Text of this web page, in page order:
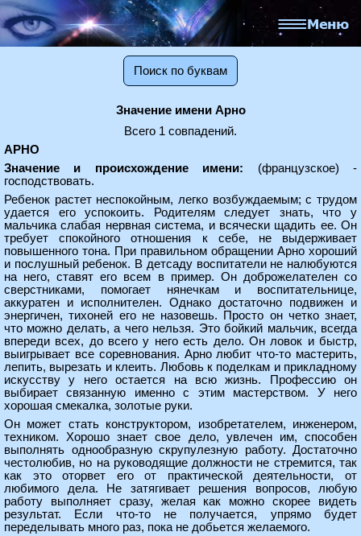
Поиск по буквам
Значение имени Арно
Всего 1 совпадений.
АРНО
Значение и происхождение имени: (французское) -
господствовать.
Ребенок растет неспокойным, легко возбуждаемым; с трудом
удается его успокоить. Родителям следует знать, что у
мальчика слабая нервная система, и всячески щадить ее. Он
требует спокойного отношения к себе, не выдерживает
повышенного тона. При правильном обращении Арно хороший
и послушный ребенок. В детсаду воспитатели не налюбуются
на него, ставят его всем в пример. Он доброжелателен со
сверстниками, помогает нянечкам и воспитательнице,
аккуратен и исполнителен. Однако достаточно подвижен и
энергичен, тихоней его не назовешь. Просто он четко знает,
что можно делать, а чего нельзя. Это бойкий мальчик, всегда
впереди всех, до всего у него есть дело. Он ловок и быстр,
выигрывает все соревнования. Арно любит что-то мастерить,
лепить, вырезать и клеить. Любовь к поделкам и прикладному
искусству у него остается на всю жизнь. Профессию он
выбирает связанную именно с этим мастерством. У него
хорошая смекалка, золотые руки.
Он может стать конструктором, изобретателем, инженером,
техником. Хорошо знает свое дело, увлечен им, способен
выполнять однообразную скрупулезную работу. Достаточно
честолюбив, но на руководящие должности не стремится, так
как это оторвет его от практической деятельности, от
любимого дела. Не затягивает решения вопросов, любую
работу выполняет сразу, желая как можно скорее видеть
результат. Если что-то не получается, упрямо будет
переделывать много раз, пока не добьется желаемого.